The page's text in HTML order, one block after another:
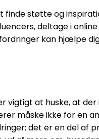
støtte og
deltage i
kan hjælpe
vigtigt at huske, at
måske ikke for en
det er en del